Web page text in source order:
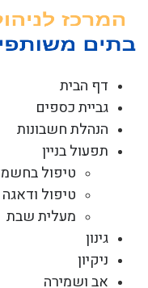
דף הבית
גביית כספים
הנהלת חשבונות
תפעול בניין
טיפול
טיפול ודאגה
מעלית שבת
גינון
ניקיון
אב ושמירה